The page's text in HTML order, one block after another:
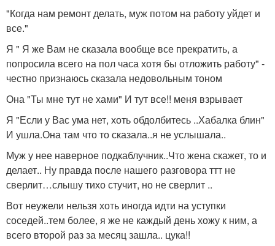
"Когда нам ремонт делать, муж потом на работу уйдет и
все."
Я " Я же Вам не сказала вообще все прекратить, а
попросила всего на пол часа хотя бы отложить работу" -
честно признаюсь сказала недовольным тоном
Она "Ты мне тут не хами" И тут все!! меня взрывает
Я "Если у Вас ума нет, хоть обдолбитесь ..Хабалка блин"
И ушла.Она там что то сказала..я не услышала..
Муж у нее наверное подкаблучник..Что жена скажет, то и
делает.. Ну правда после нашего разговора ттт не
сверлит…слышу тихо стучит, но не сверлит ..
Вот неужели нельзя хоть иногда идти на уступки
соседей..тем более, я же не каждый день хожу к ним, а
всего второй раз за месяц зашла.. цука!!